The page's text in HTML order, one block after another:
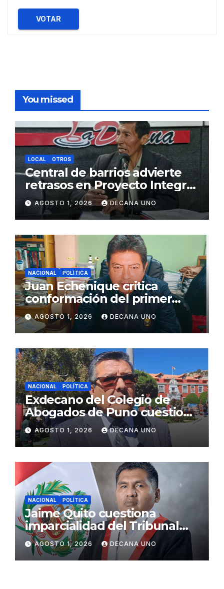
VOTAR
You missed
LOCAL OTROS
Central de barrios advierte
retrasos en Proyecto Integral
de Agua y Alcantarillado para
Juliaca
AGOSTO 1, 2026 DECANA UNO
NACIONAL POLÍTICA
Juan Echenique critica
conformación del primer
gabinete ministerial de Keiko
Fujimori
AGOSTO 1, 2026 DECANA UNO
NACIONAL POLÍTICA
Exdecano del Colegio de
Abogados de Puno cuestiona
propuestas sobre seguridad
ciudadana
AGOSTO 1, 2026 DECANA UNO
NACIONAL POLÍTICA
Jaime Quito cuestiona
imparcialidad del Tribunal
Constitucional tras liberación
de Ollanta Humala
AGOSTO 1, 2026 DECANA UNO